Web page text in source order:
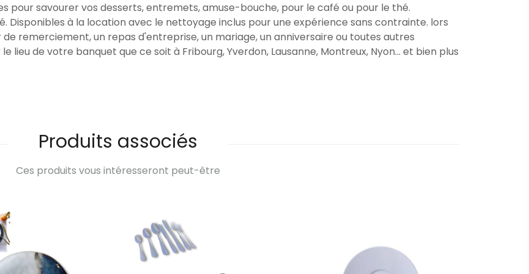
pour savourer vos desserts, entremets, amuse-bouche, pour le café ou pour le thé.
Disponibles à la location avec le nettoyage inclus pour une expérience sans contrainte. lors
remerciement, un repas d'entreprise, un mariage, un anniversaire ou toutes autres
lieu de votre banquet que ce soit à Fribourg, Yverdon, Lausanne, Montreux, Nyon... et bien plus
Produits associés
Ces produits vous intéresseront peut-être